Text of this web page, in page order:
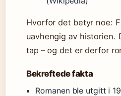
Hvorfor det betyr noe:
uavhengig av historien.
tap – og det er derfor
Bekreftede fakta
Romanen ble utgitt i